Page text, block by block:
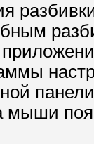
мыши